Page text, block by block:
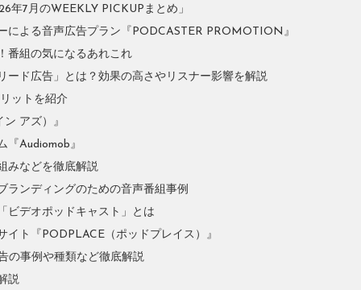
年7月のWEEKLY PICKUPまとめ」
による音声広告プラン『PODCASTER PROMOTION』
番組の気になるあれこれ
ード広告」とは？効果の高さやリスナー影響を解説
ットを紹介
アズ）』
『Audiomob』
みなどを徹底解説
ランディングのための音声番組事例
ビデオポッドキャスト」とは
ト『PODPLACE（ポッドプレイス）』
の事例や種類など徹底解説
説